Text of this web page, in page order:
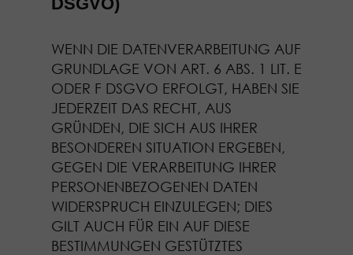
WENN DIE DATENVERARBEITUNG AUF
GRUNDLAGE VON ART. 6 ABS. 1 LIT. E
ODER F DSGVO ERFOLGT, HABEN SIE
JEDERZEIT DAS RECHT, AUS
GRÜNDEN, DIE SICH AUS IHRER
BESONDEREN SITUATION ERGEBEN,
GEGEN DIE VERARBEITUNG IHRER
PERSONENBEZOGENEN DATEN
WIDERSPRUCH EINZULEGEN; DIES
GILT AUCH FÜR EIN AUF DIESE
BESTIMMUNGEN GESTÜTZTES